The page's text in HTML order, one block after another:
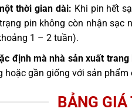
thời gian dài: Khi pin hết
pin không còn nhận sạc
1 – 2 tuần).
định mà nhà sản xuất trang
hoặc gần giống với sản phẩm
BẢNG GIÁ